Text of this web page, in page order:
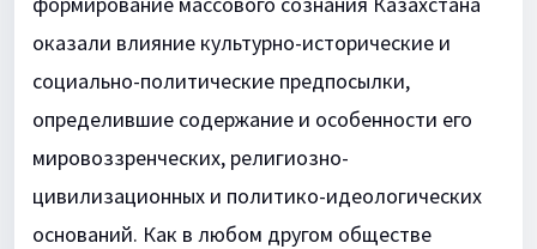
оказали влияние культурно-исторические и
социально-политические предпосылки,
определившие содержание и особенности его
мировоззренческих, религиозно-
цивилизационных и политико-идеологических
оснований. Как в любом другом обществе